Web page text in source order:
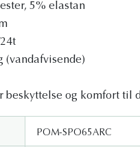
5% elastan
(vandafvisende)
beskyttelse og komfort
POM-SPO65ARC